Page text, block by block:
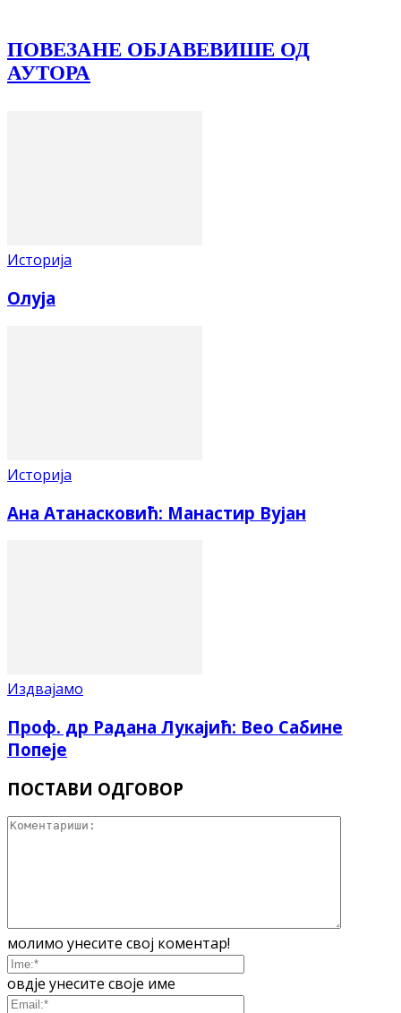
ПОВЕЗАНЕ ОБЈАВЕВИШЕ ОД
АУТОРА
Историја
Олуја
Историја
Ана Атанасковић: Манастир Вујан
Издвајамо
Проф. др Радана Лукајић: Вео Сабине
Попеје
ПОСТАВИ ОДГОВОР
молимо унесите свој коментар!
овдје унесите своје име